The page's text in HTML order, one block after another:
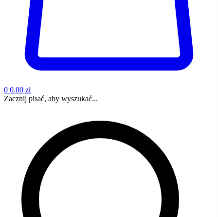
0 0.00 zł
Zacznij pisać, aby wyszukać...